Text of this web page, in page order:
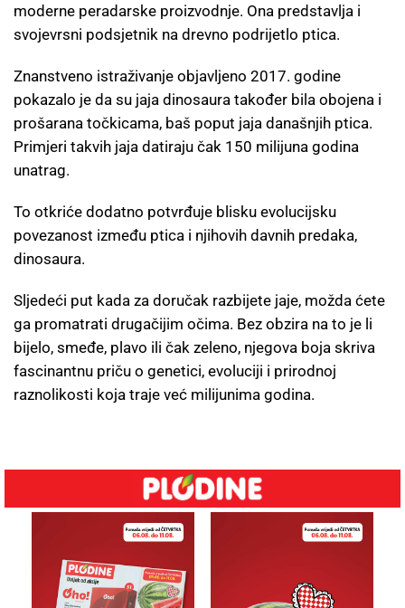
moderne peradarske proizvodnje. Ona predstavlja i
svojevrsni podsjetnik na drevno podrijetlo ptica.
Znanstveno istraživanje objavljeno 2017. godine
pokazalo je da su jaja dinosaura također bila obojena i
prošarana točkicama, baš poput jaja današnjih ptica.
Primjeri takvih jaja datiraju čak 150 milijuna godina
unatrag.
To otkriće dodatno potvrđuje blisku evolucijsku
povezanost između ptica i njihovih davnih predaka,
dinosaura.
Sljedeći put kada za doručak razbijete jaje, možda ćete
ga promatrati drugačijim očima. Bez obzira na to je li
bijelo, smeđe, plavo ili čak zeleno, njegova boja skriva
fascinantnu priču o genetici, evoluciji i prirodnoj
raznolikosti koja traje već milijunima godina.